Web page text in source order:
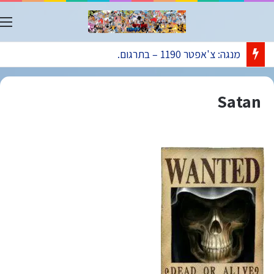
מנגה: צ'אפטר 1190 – בתרגום.
Satan